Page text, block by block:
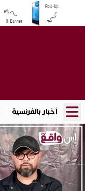
أخبار بالفرنسية